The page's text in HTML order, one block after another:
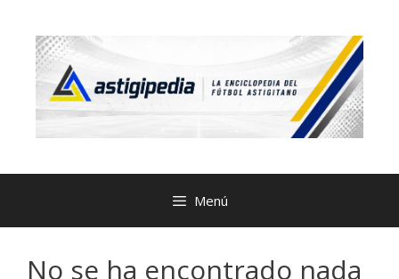
Menú
No se ha encontrado nada